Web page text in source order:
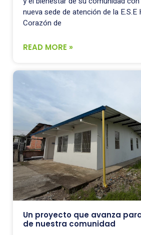
nueva sede de atención de la
Corazón de
READ MORE »
Un proyecto que avanza
de nuestra comunidad